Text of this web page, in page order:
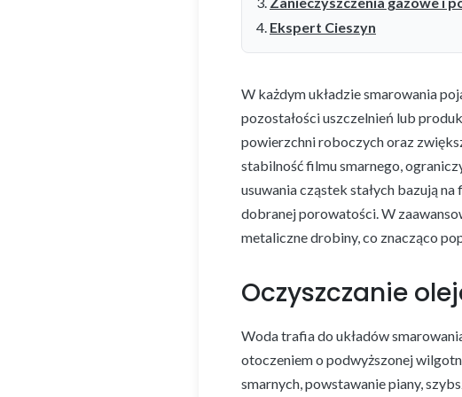
Ekspert Cieszyn
W każdym układzie smarowania
pozostałości uszczelnień lub
powierzchni roboczych oraz
stabilność filmu smarnego,
usuwania cząstek stałych bazują
dobranej porowatości. W
metaliczne drobiny, co znacząco
Oczyszczanie
Woda trafia do układów
otoczeniem o podwyższonej
smarnych, powstawanie piany,